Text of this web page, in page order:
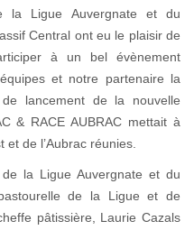
la Ligue Auvergnate et du
Central ont eu le plaisir de
à un bel évènement
et notre partenaire la
lancement de la nouvelle
& RACE AUBRAC mettait à
et de l’Aubrac réunies.
la Ligue Auvergnate et du
de la Ligue et de
pâtissière, Laurie Cazals